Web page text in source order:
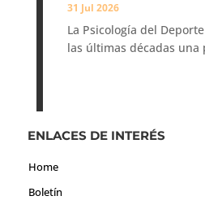
31 Jul 2026
La Psicología del
las últimas décadas una
ENLACES DE INTERÉS
Home
Boletín